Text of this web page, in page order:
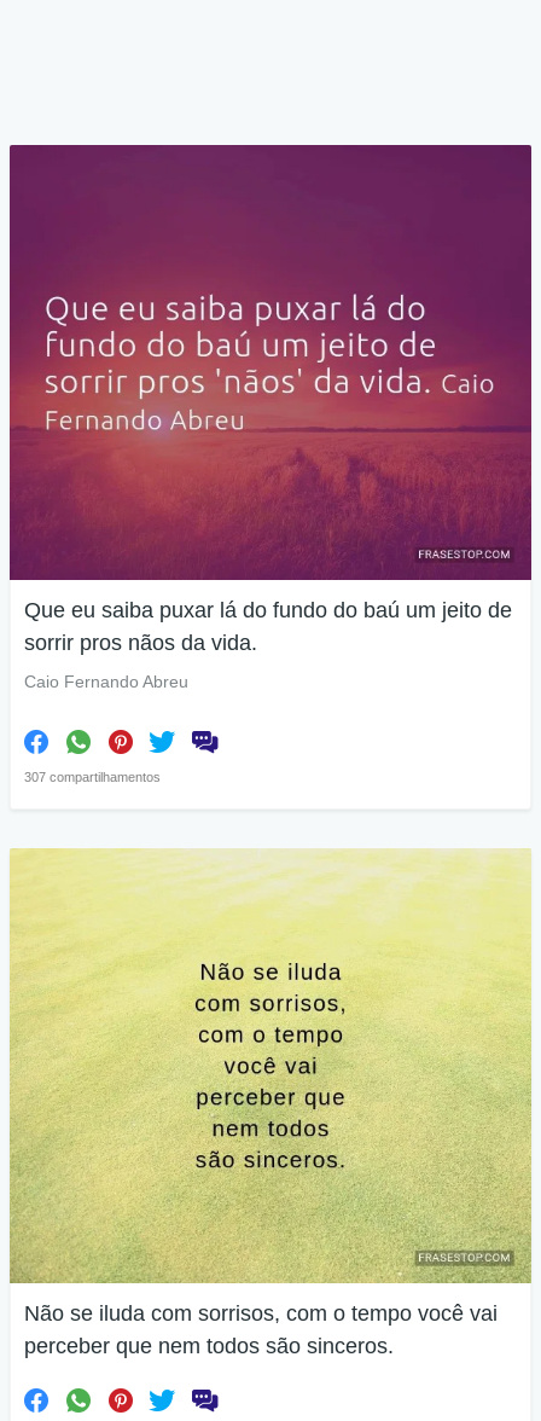
Que eu saiba puxar lá do fundo do baú um jeito de
sorrir pros nãos da vida.
Caio Fernando Abreu
307 compartilhamentos
Não se iluda com sorrisos, com o tempo você vai
perceber que nem todos são sinceros.